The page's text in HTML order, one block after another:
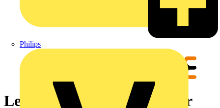
Philips
Leiterplattensteckverbinder